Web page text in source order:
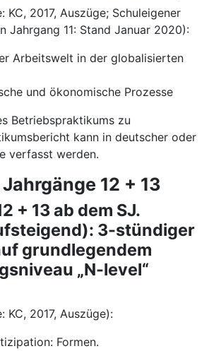
KC, 2017, Auszüge; Schuleigener
Jahrgang 11: Stand Januar 2020):
Arbeitswelt in der globalisierten
und ökonomische Prozesse
Betriebspraktikums zu
kann in deutscher oder
verfasst werden.
12 + 13
+ 13 ab dem SJ.
3-stündiger
grundlegendem
„N-level“
KC, 2017, Auszüge):
Formen.